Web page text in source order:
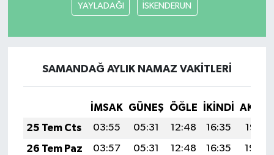
YAYLADAĞI İSKENDERUN
SAMANDAĞ AYLIK NAMAZ VAKITLERI
İMSAK GÜNEŞ ÖĞLE İKINDI
25 Tem Cts
03:55 05:31 12:48 16:35
19:55
26 Tem Paz
03:57 05:31 12:48 16:35
19:54